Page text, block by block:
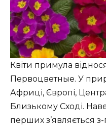
Квіти примула
Первоцветные. У
Африці, Європі,
Близькому Сході.
перших з’являється з-